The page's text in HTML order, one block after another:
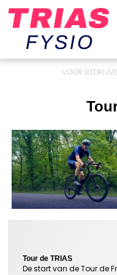
VOOR
Tour de TRIAS
De start van de Tour de